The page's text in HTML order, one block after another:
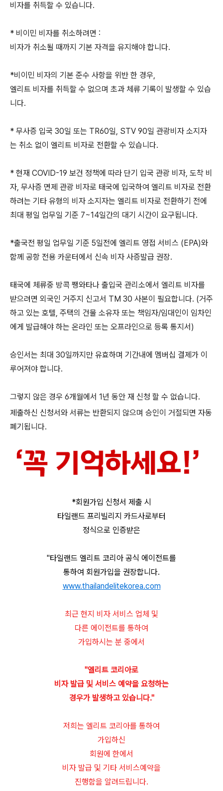
비자를 취득할 수 있습니다.
* 비이민 비자를 취소하려면 :
비자가 취소될 때까지 기본 자격을 유지해야 합니다.
*비이민 비자의 기본 준수 사항을 위반 한 경우,
엘리트 비자를 취득할 수 없으며 초과 체류 기록이 발생할 수 있습
니다.
* 무사증 입국 30일 또는 TR60일, STV 90일 관광비자 소지자
는 취소 없이 엘리트 비자로 전환할 수 있습니다.
* 현재 COVID-19 보건 정책에 따라 단기 입국 관광 비자, 도착 비
자, 무사증 면제 관광 비자로 태국에 입국하여 엘리트 비자로 전환
하려는 기타 유형의 비자 소지자는 엘리트 비자로 전환하기 전에
최대 평일 업무일 기준 7~14일간의 대기 시간이 요구됩니다.
*출국전 평일 업무일 기준 5일전에 엘리트 영접 서비스 (EPA)와
함께 공항 전용 카운터에서 신속 비자 사증발급 권장.
태국에 체류중 방콕 쨍와타나 출입국 관리소에서 엘리트 비자를
받으려면 외국인 거주지 신고서 TM 30 사본이 필요합니다. (거주
하고 있는 호텔, 주택의 건물 소유자 또는 책임자/임대인이 임차인
에게 발급해야 하는 온라인 또는 오프라인으로 등록 통지서)
승인서는 최대 30일까지만 유효하며 기간내에 멤버십 결제가 이
루어져야 합니다.
그렇지 않은 경우 6개월에서 1년 동안 재 신청 할 수 없습니다.
제출하신 신청서와 서류는 반환되지 않으며 승인이 거절되면 자동
폐기됩니다.
*회원가입 신청서 제출 시
타일랜드 프리빌리지 카드사로부터
정식으로 인증받은
"타일랜드 엘리트 코리아 공식 에이전트를
통하여 회원가입을 권장합니다.
www.thailandelitekorea.com
최근 현지 비자 서비스 업체 및
다른 에이전트를 통하여
가입하시는 분 중에서
"엘리트 코리아로
비자 발급 및 서비스 예약을 요청하는
경우가 발생하고 있습니다."
저희는 엘리트 코리아를 통하여
가입하신
회원에 한에서
비자 발급 및 기타 서비스예약을
진행함을 알려드립니다.